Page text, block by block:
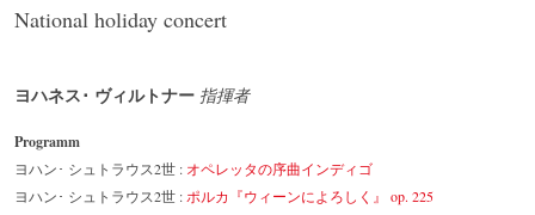
National holiday concert
ヨハネス･ ヴィルトナー 指揮者
Programm
ヨハン･ シュトラウス2世 : オペレッタの序曲インディゴ
ヨハン･ シュトラウス2世 : ポルカ『ウィーンによろしく』 op. 225